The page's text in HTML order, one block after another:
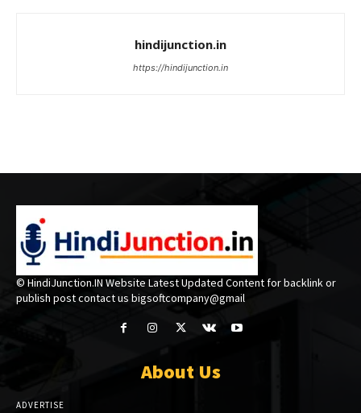
hindijunction.in
https://hindijunction.in
© HindiJunction.IN Website Latest Updated Content for backlink or
publish post contact us bigsoftcompany@gmail
About Us
ADVERTISE